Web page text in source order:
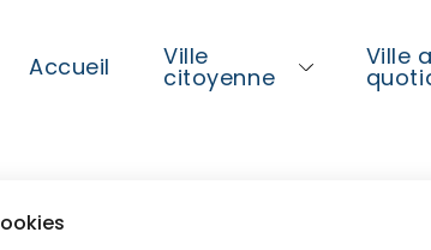
Aller au contenu principal Consulter le
Menu principal
Accueil Ville
citoyenne
Ville